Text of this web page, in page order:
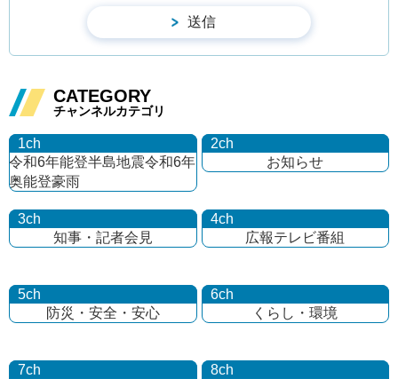
CATEGORY
チャンネルカテゴリ
1ch
令和6年能登半島地震令和6年
奥能登豪雨
2ch
お知らせ
3ch
知事・記者会見
4ch
広報テレビ番組
5ch
防災・安全・安心
6ch
くらし・環境
7ch
8ch